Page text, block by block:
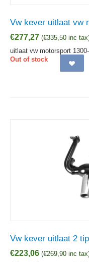
Vw kever uitlaat vw
€277,27 (€335,50 inc
uitlaat vw motorsport
Out of stock
Vw kever uitlaat 2
€223,06 (€269,90 inc